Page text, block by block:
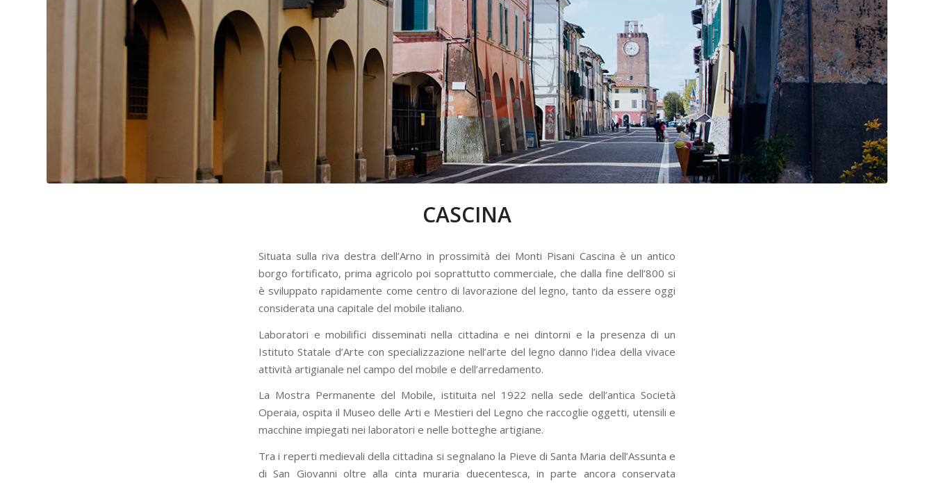
CASCINA
Situata sulla riva destra dell’Arno in prossimità dei Monti Pisani Cascina è un antico
borgo fortificato, prima agricolo poi soprattutto commerciale, che dalla fine dell’800 si
è sviluppato rapidamente come centro di lavorazione del legno, tanto da essere oggi
considerata una capitale del mobile italiano.
Laboratori e mobilifici disseminati nella cittadina e nei dintorni e la presenza di un
Istituto Statale d’Arte con specializzazione nell’arte del legno danno l’idea della vivace
attività artigianale nel campo del mobile e dell’arredamento.
La Mostra Permanente del Mobile, istituita nel 1922 nella sede dell’antica Società
Operaia, ospita il Museo delle Arti e Mestieri del Legno che raccoglie oggetti, utensili e
macchine impiegati nei laboratori e nelle botteghe artigiane.
Tra i reperti medievali della cittadina si segnalano la Pieve di Santa Maria dell’Assunta e
di San Giovanni oltre alla cinta muraria duecentesca, in parte ancora conservata